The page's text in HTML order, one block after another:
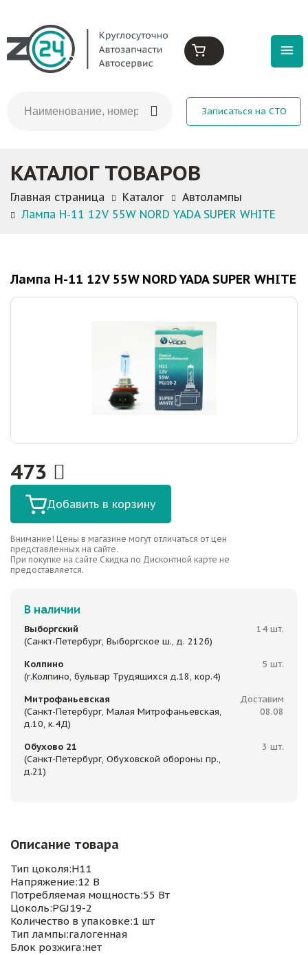
Записаться на СТО
КАТАЛОГ ТОВАРОВ
Главная страница Каталог
Автолампы
Лампа H-11 12V 55W NORD YADA SUPER WHITE
Лампа H-11 12V 55W NORD YADA SUPER WHITE
473
Добавить в корзину
Внимание! Цены в магазине могут отличаться от цен
представленных на сайте.
При покупке на сайте Скидка по Дисконтной карте не
предоставляется.
В наличии
Выборгский
(Санкт-Петербург, Выборгское ш., д. 212б)
14 шт.
Колпино
(г.Колпино, бульвар Трудящихся д.18, кор.4)
5 шт.
Митрофаньевская
(Санкт-Петербург, Малая Митрофаньевская,
д.10, к.4Д)
Доставим
08.08
Обухово 21
(Санкт-Петербург, Обуховской обороны пр.,
д.21)
3 шт.
Описание товара
Тип цоколя:H11
Напряжение:12 В
Потребляемая мощность:55 Вт
Цоколь:PGJ19-2
Количество в упаковке:1 шт
Тип лампы:галогенная
Блок розжига:нет